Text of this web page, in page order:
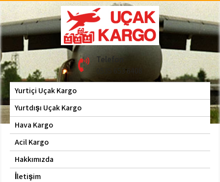
Skip
to
content
Hava Kargo | Acil Kargo
| 0535 653 6408
Uçak Kargo Telefon
0535 653 6408
Yurtiçi Uçak Kargo
Yurtdışı Uçak Kargo
Hava Kargo
Acil Kargo
Hakkımızda
İletişim